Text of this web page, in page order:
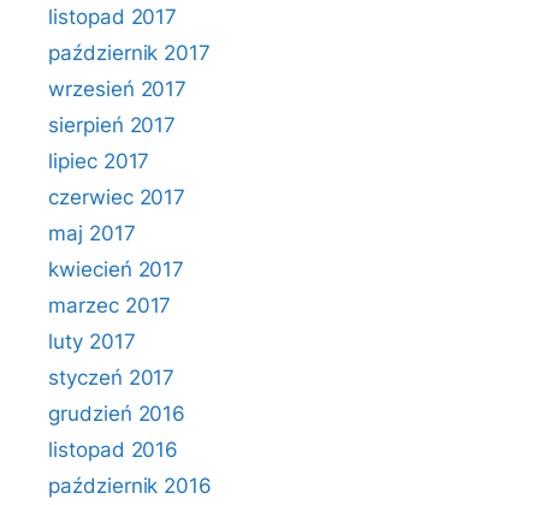
listopad 2017
październik 2017
wrzesień 2017
sierpień 2017
lipiec 2017
czerwiec 2017
maj 2017
kwiecień 2017
marzec 2017
luty 2017
styczeń 2017
grudzień 2016
listopad 2016
październik 2016